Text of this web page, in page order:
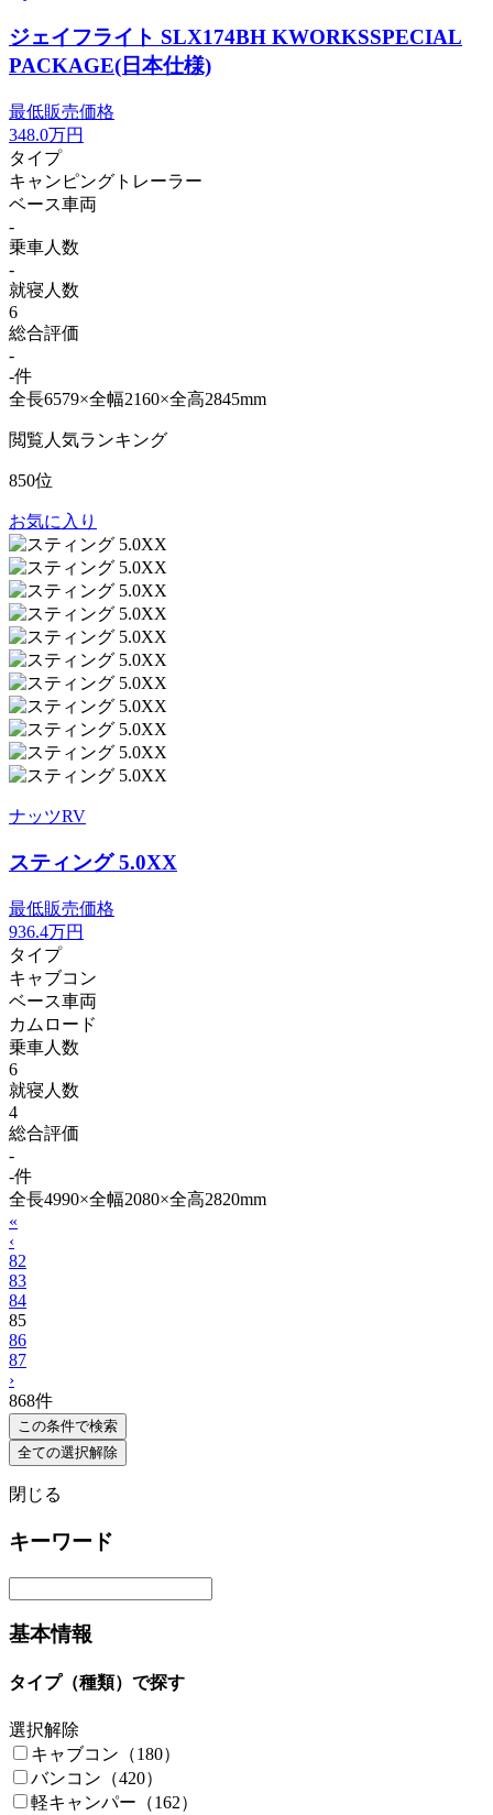
ジェイフライト SLX174BH KWORKSSPECIAL
PACKAGE(日本仕様)
最低販売価格
348.0万円
タイプ
キャンピングトレーラー
ベース車両
-
乗車人数
-
就寝人数
6
総合評価
-
-件
全長6579×全幅2160×全高2845mm
閲覧人気ランキング
850位
お気に入り
ナッツRV
スティング 5.0XX
最低販売価格
936.4万円
タイプ
キャブコン
ベース車両
カムロード
乗車人数
6
就寝人数
4
総合評価
-
-件
全長4990×全幅2080×全高2820mm
«
‹
82
83
84
85
86
87
›
868件
この条件で検索
全ての選択解除
閉じる
キーワード
基本情報
タイプ（種類）で探す
選択解除
キャブコン（180）
バンコン（420）
軽キャンパー（162）